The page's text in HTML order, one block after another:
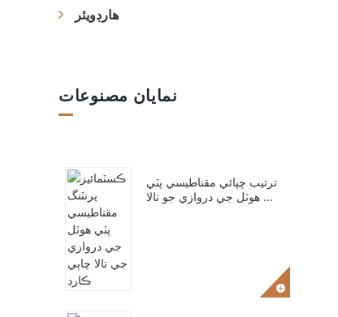
هارڊويئر
نمايان مصنوعات
ترتيب ڇپائي مقناطيسي پٽي
هوٽل جي دروازي جو تالا ...